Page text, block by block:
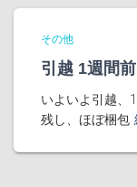
その他
引越 1週間前
いよいよ引越、
残し、ほぼ梱包